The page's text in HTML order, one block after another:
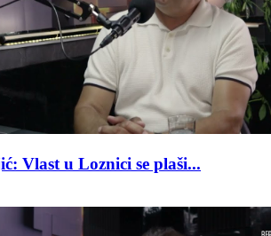
Vlast u Loznici se plaši...